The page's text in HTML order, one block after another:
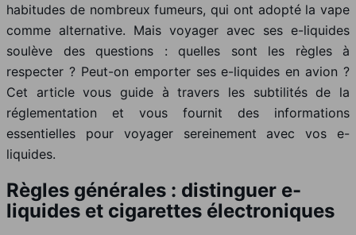
habitudes de nombreux fumeurs, qui ont adopté la vape
comme alternative. Mais voyager avec ses e-liquides
soulève des questions : quelles sont les règles à
respecter ? Peut-on emporter ses e-liquides en avion ?
Cet article vous guide à travers les subtilités de la
réglementation et vous fournit des informations
essentielles pour voyager sereinement avec vos e-
liquides.
Règles générales : distinguer e-
liquides et cigarettes électroniques